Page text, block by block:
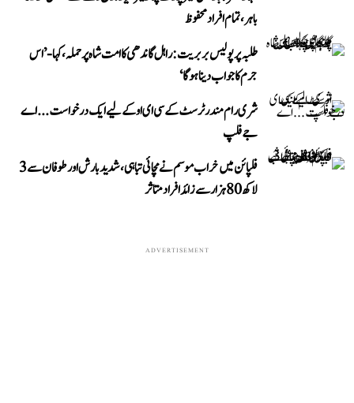
باہر، تمام افراد محفوظ
طلبہ پر پولیس بربریت: راہل گاندھی کا امت شاہ پر حملہ، کہا- ’اس
جرم کا جواب دینا ہوگا‘
شری رام مندر ٹرسٹ کے سی ای او کے لیے ایک درخواست...اے
جے فلپ
فلپائن میں خراب موسم نے مچائی تباہی، شدید بارش اور طوفان سے 3
لاکھ 80 ہزار سے زائد افراد متاثر
ADVERTISEMENT